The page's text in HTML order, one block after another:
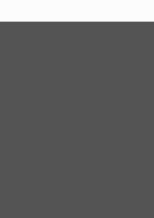
地青年之聯繫與交
年參與社會建設，
金秘書處由香港青